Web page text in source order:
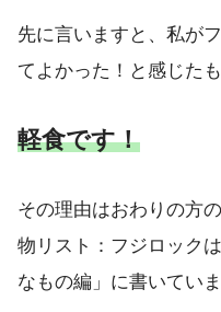
先に言いますと、私が
てよかった！と感じたも
軽食です！
その理由はおわりの方
物リスト：フジロック
なもの編」に書いていま